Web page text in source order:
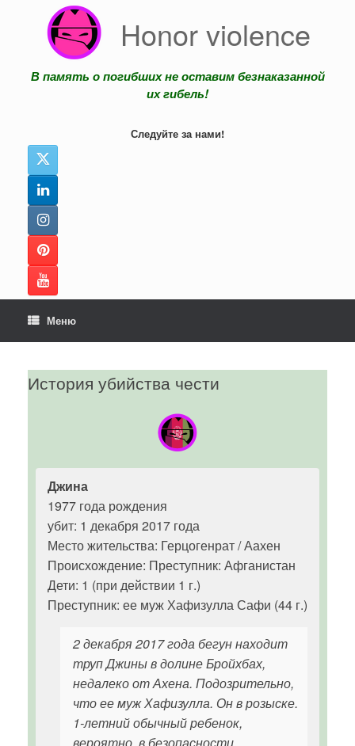
содержанию
Honor violence
В память о погибших не оставим безнаказанной
их гибель!
Следуйте за нами!
Меню
История убийства чести
Джина
1977 года рождения
убит: 1 декабря 2017 года
Место жительства: Герцогенрат / Аахен
Происхождение: Преступник: Афганистан
Дети: 1 (при действии 1 г.)
Преступник: ее муж Хафизулла Сафи (44 г.)
2 декабря 2017 года бегун находит
труп Джины в долине Бройхбах,
недалеко от Ахена. Подозрительно,
что ее муж Хафизулла. Он в розыске.
1-летний обычный ребенок,